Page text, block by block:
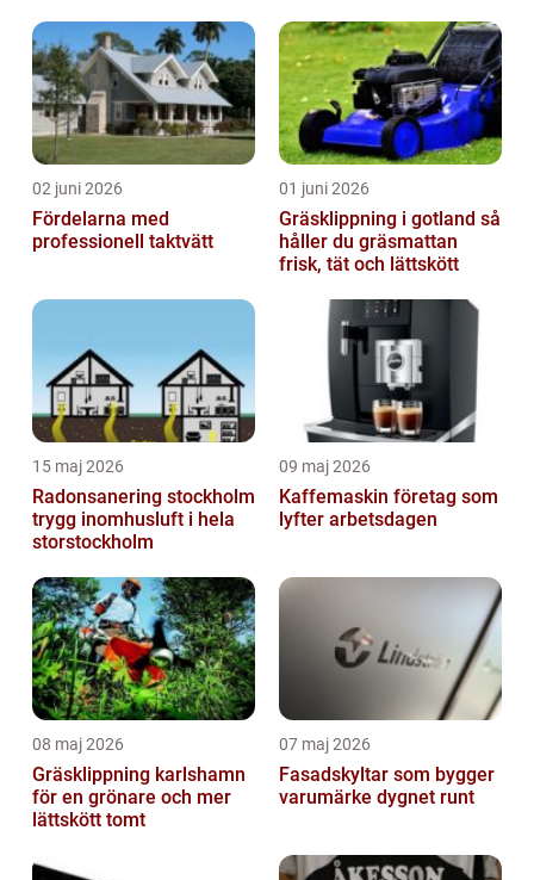
02 juni 2026
Fördelarna med
professionell taktvätt
01 juni 2026
Gräsklippning i gotland så
håller du gräsmattan
frisk, tät och lättskött
15 maj 2026
Radonsanering stockholm
trygg inomhusluft i hela
storstockholm
09 maj 2026
Kaffemaskin företag som
lyfter arbetsdagen
08 maj 2026
Gräsklippning karlshamn
för en grönare och mer
lättskött tomt
07 maj 2026
Fasadskyltar som bygger
varumärke dygnet runt